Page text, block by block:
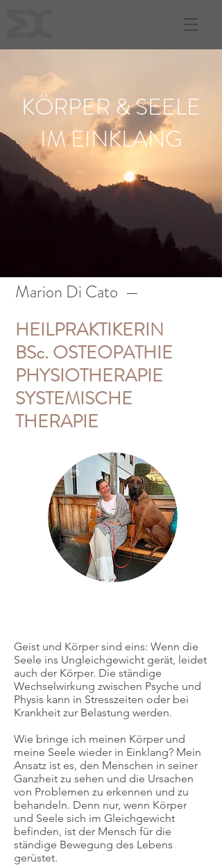
KÖRPER & SEELE
IM EINKLANG
Marion Di Cato —
HEILPRAKTIKERIN
BSc. OSTEOPATHIE
PHYSIOTHERAPIE
SYSTEMISCHE
THERAPIE
Geist und Körper sind eins: Wenn die
Seele ins Ungleichgewicht gerät, leidet
auch der Körper. Die ständige
Wechselwirkung zwischen Psyche und
Physis kann in Stresszeiten oder bei
Krankheit zur Belastung werden.
Wie bringe ich meinen Körper und
meine Seele wieder in Einklang? Mein
Ansatz ist es, den Menschen in seiner
Ganzheit zu sehen und die Ursachen
von Problemen zu erkennen und zu
behandeln. Denn nur, wenn Körper
und Seele sich im Gleichgewicht
befinden, ist der Mensch für die
ständige Bewegung des Lebens
gerüstet.